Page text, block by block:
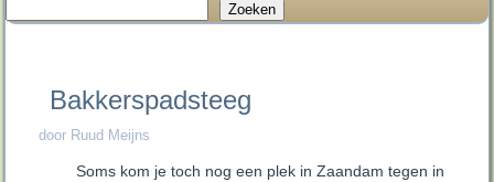
Zoeken
Bakkerspadsteeg
door Ruud Meijns
Soms kom je toch nog een plek in Zaandam tegen in